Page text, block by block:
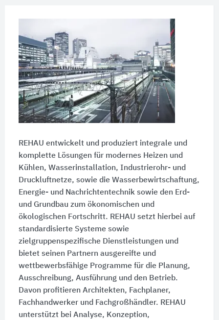
REHAU entwickelt und produziert integrale und
komplette Lösungen für modernes Heizen und
Kühlen, Wasserinstallation, Industrierohr- und
Druckluftnetze, sowie die Wasserbewirtschaftung,
Energie- und Nachrichtentechnik sowie den Erd-
und Grundbau zum ökonomischen und
ökologischen Fortschritt. REHAU setzt hierbei auf
standardisierte Systeme sowie
zielgruppenspezifische Dienstleistungen und
bietet seinen Partnern ausgereifte und
wettbewerbsfähige Programme für die Planung,
Ausschreibung, Ausführung und den Betrieb.
Davon profitieren Architekten, Fachplaner,
Fachhandwerker und Fachgroßhändler. REHAU
unterstützt bei Analyse, Konzeption,